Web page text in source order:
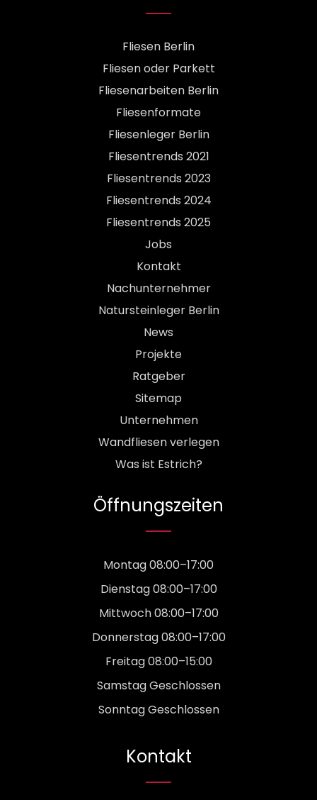
Fliesen Berlin
Fliesen oder Parkett
Fliesenarbeiten Berlin
Fliesenformate
Fliesenleger Berlin
Fliesentrends 2021
Fliesentrends 2023
Fliesentrends 2024
Fliesentrends 2025
Jobs
Kontakt
Nachunternehmer
Natursteinleger Berlin
News
Projekte
Ratgeber
Sitemap
Unternehmen
Wandfliesen verlegen
Was ist Estrich?
Öffnungszeiten
Montag 08:00–17:00
Dienstag 08:00–17:00
Mittwoch 08:00–17:00
Donnerstag 08:00–17:00
Freitag 08:00–15:00
Samstag Geschlossen
Sonntag Geschlossen
Kontakt